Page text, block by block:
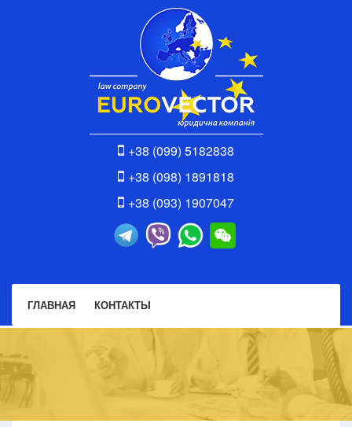
+38 (099) 5182838
+38 (098) 1891818
+38 (093) 1907047
ГЛАВНАЯ КОНТАКТЫ